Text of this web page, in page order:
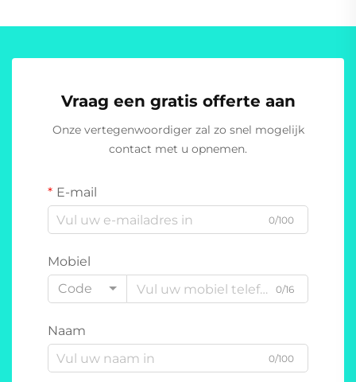
Vraag een gratis offerte aan
Onze vertegenwoordiger zal zo snel mogelijk
contact met u opnemen.
E-mail
0/100
Mobiel
Code
0/16
Naam
0/100